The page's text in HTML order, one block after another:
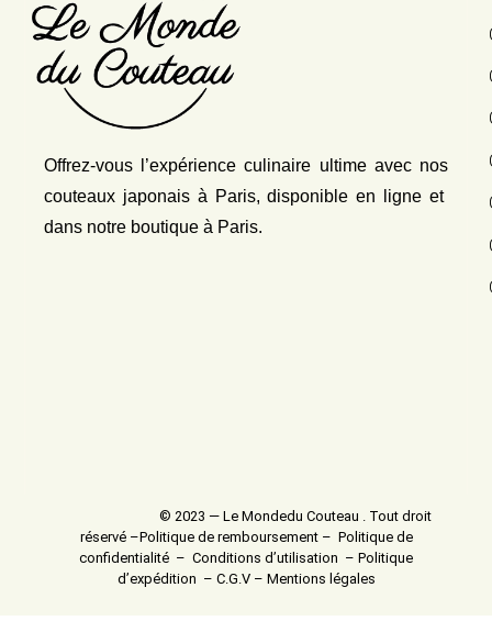
Offrez-vous l’expérience culinaire ultime avec nos
couteaux japonais à Paris, disponible en ligne et
dans notre boutique à Paris.
© 2023 — Le Mondedu Couteau . Tout droit
réservé –Politique de remboursement – Politique de
confidentialité – Conditions d’utilisation – Politique
d’expédition – C.G.V– Mentions légales